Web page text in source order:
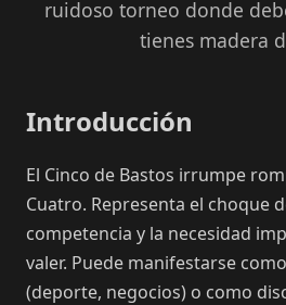
ruidoso torneo donde
tienes madera
Introducción
El Cinco de Bastos irrumpe
Cuatro. Representa el choque
competencia y la necesidad
valer. Puede manifestarse
(deporte, negocios) o como